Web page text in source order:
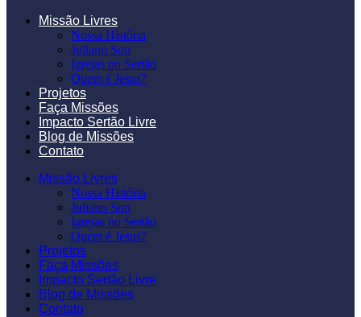
Missão Livres
Nossa História
Juliano Son
Igrejas no Sertão
Quem é Jesus?
Projetos
Faça Missões
Impacto Sertão Livre
Blog de Missões
Contato
Missão Livres
Nossa História
Juliano Son
Igrejas no Sertão
Quem é Jesus?
Projetos
Faça Missões
Impacto Sertão Livre
Blog de Missões
Contato